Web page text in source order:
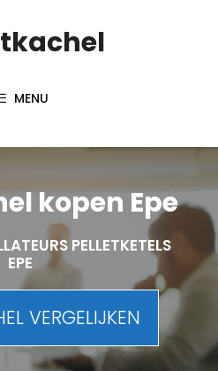
MENU
kopen Epe
PELLETKETELS
EPE
VERGELIJKEN